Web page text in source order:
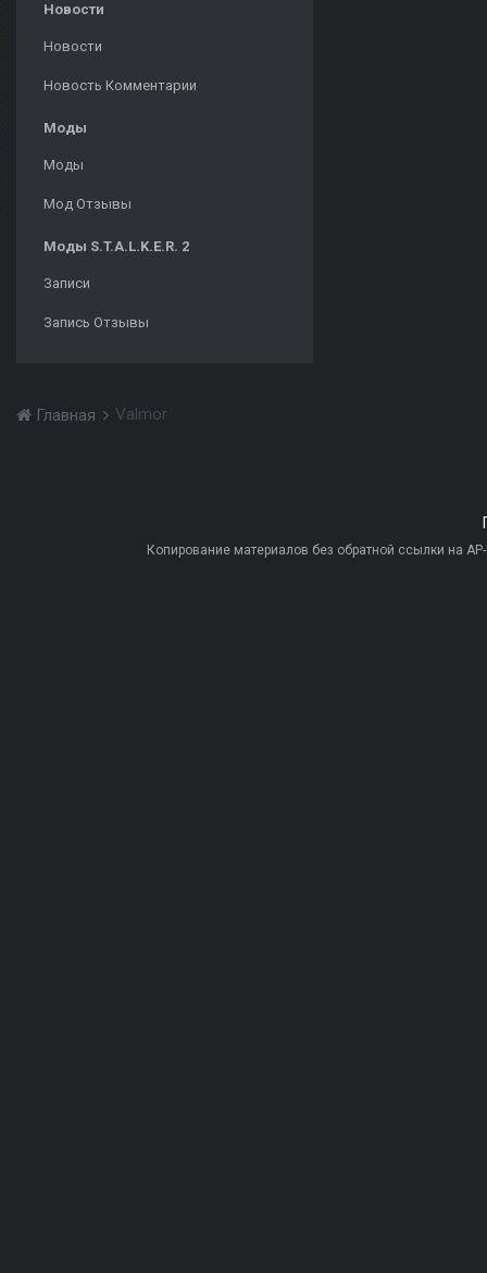
Новости
Новости
Новость Комментарии
Моды
Моды
Мод Отзывы
Моды S.T.A.L.K.E.R. 2
Записи
Запись Отзывы
Главная Valmor
Копирование материалов без обратной ссылки на